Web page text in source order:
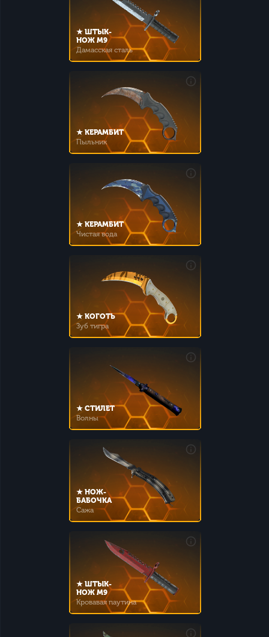
★ ШТЫК-
НОЖ M9
Дамасская сталь
★ КЕРАМБИТ
Пыльник
★ КЕРАМБИТ
Чистая вода
★ КОГОТЬ
Зуб тигра
★ СТИЛЕТ
Волны
★ НОЖ-
БАБОЧКА
Сажа
★ ШТЫК-
НОЖ M9
Кровавая паутина